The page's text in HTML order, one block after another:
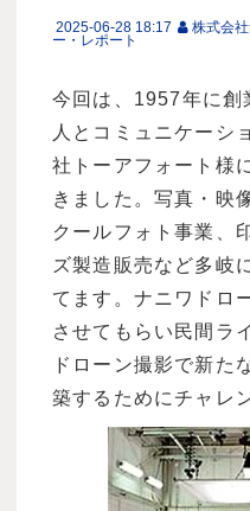
2025-06-28 18:17 株式会
ー・レポート
今回は、1957年に創
人とコミュニケーシ
社トーアフォート様
きました。写真・映
クールフォト事業、
ズ製造販売など多岐
てます。ナニワドロ
させてもらい民間ラ
ドローン撮影で新た
築するためにチャレ